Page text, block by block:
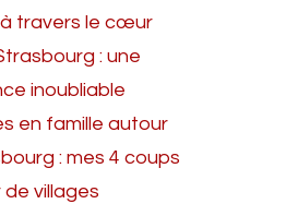
travers le cœur
: une
inoubliable
en famille autour
: mes 4 coups
villages